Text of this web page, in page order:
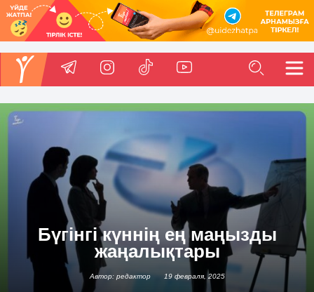
Бүгінгі күннің ең маңызды
жаңалықтары
Автор: редактор 19 февраля, 2025